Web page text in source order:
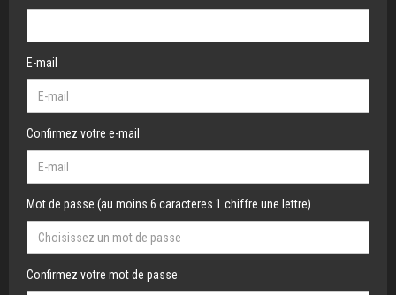
E-mail
Confirmez votre e-mail
Mot de passe (au moins 6 caracteres 1 chiffre une lettre)
Confirmez votre mot de passe